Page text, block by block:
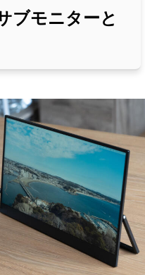
ブモニターと